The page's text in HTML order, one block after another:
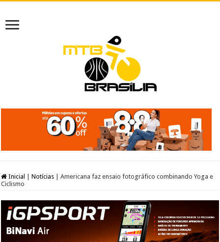
Inicial Notícias
Americana faz ensaio fotográfico combinando Yoga e
Ciclismo